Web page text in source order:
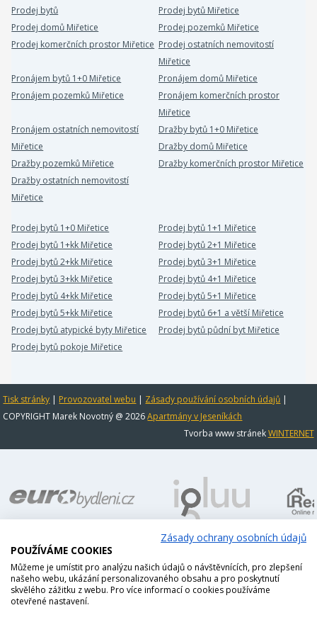
Prodej bytů
Prodej bytů Miřetice
Prodej domů Miřetice
Prodej pozemků Miřetice
Prodej komerčních prostor Miřetice Prodej ostatních nemovitostí
Miřetice
Pronájem bytů 1+0 Miřetice
Pronájem domů Miřetice
Pronájem pozemků Miřetice
Pronájem komerčních prostor
Miřetice
Pronájem ostatních nemovitostí
Miřetice
Dražby bytů 1+0 Miřetice
Dražby domů Miřetice
Dražby pozemků Miřetice
Dražby komerčních prostor Miřetice
Dražby ostatních nemovitostí
Miřetice
Prodej bytů 1+0 Miřetice
Prodej bytů 1+1 Miřetice
Prodej bytů 1+kk Miřetice
Prodej bytů 2+1 Miřetice
Prodej bytů 2+kk Miřetice
Prodej bytů 3+1 Miřetice
Prodej bytů 3+kk Miřetice
Prodej bytů 4+1 Miřetice
Prodej bytů 4+kk Miřetice
Prodej bytů 5+1 Miřetice
Prodej bytů 5+kk Miřetice
Prodej bytů 6+1 a větší Miřetice
Prodej bytů atypické byty Miřetice
Prodej bytů půdní byt Miřetice
Prodej bytů pokoje Miřetice
Tisk stránky | Provozovatel webu | Zásady používání osobních údajů |
COPYRIGHT Marek Novotný @ 2026Apartmány v Jeseníkách
Tvorba www stránekWINTERNET
Zásady ochrany osobních údajů
POUŽÍVÁME COOKIES
Můžeme je umístit pro analýzu našich údajů o návštěvnících, pro zlepšení
našeho webu, ukázání personalizovaného obsahu a pro poskytnutí
skvělého zážitku z webu. Pro více informací o cookies používáme
otevřené nastavení.